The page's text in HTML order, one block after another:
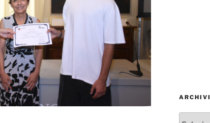
ARCHIVI